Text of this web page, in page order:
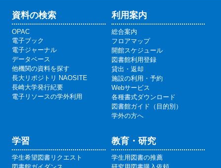
資料の検索
OPAC
電子ブック
電子ジャーナル
データベース
他機関の資料を探す
長大リポジトリ NAOSITE
長崎大学発行紀要
電子リソースの学外利用
利用案内
総合案内
フロアマップ
開館スケジュール
図書館利用登録
貸出・返却
施設の利用・予約
Webサービス
各種書式ダウンロード
図書館ガイド（目的別）
学外の方へ
学習
学生希望図書リクエスト
教育・研究
学生用図書の推薦